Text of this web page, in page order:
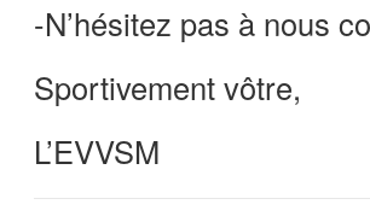
-N’hésitez pas à nous
Sportivement vôtre,
L’EVVSM